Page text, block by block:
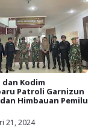
Kodim
Patroli Garnizun
dan Himbauan Pemilu
21, 2024